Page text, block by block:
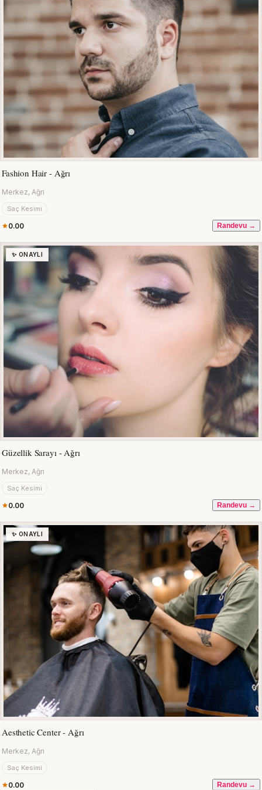
Fashion Hair - Ağrı
Merkez, Ağrı
Saç Kesimi
0.00 Randevu →
✨ ONAYLI
Güzellik Sarayı - Ağrı
Merkez, Ağrı
Saç Kesimi
0.00 Randevu →
✨ ONAYLI
Aesthetic Center - Ağrı
Merkez, Ağrı
Saç Kesimi
0.00 Randevu →